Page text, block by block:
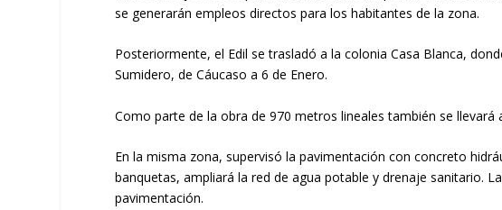
se generarán empleos directos para los habitantes de la zona.
Posteriormente, el Edil se trasladó a la colonia Casa Blanca,
Sumidero, de Cáucaso a 6 de Enero.
Como parte de la obra de 970 metros lineales también se
En la misma zona, supervisó la pavimentación con concreto
banquetas, ampliará la red de agua potable y drenaje sanitario.
pavimentación.